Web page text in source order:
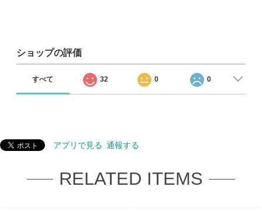
ショップの評価
すべて 32 0 0
アプリで見る 通報する
RELATED ITEMS